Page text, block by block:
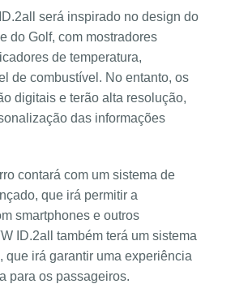
será inspirado no design do
do Golf, com mostradores
de temperatura,
de combustível. No entanto, os
digitais e terão alta resolução,
das informações
contará com um sistema de
que irá permitir a
smartphones e outros
ID.2all também terá um sistema
que irá garantir uma experiência
para os passageiros.